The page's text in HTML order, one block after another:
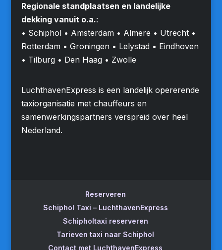
Regionale standplaatsen en landelijke
dekking vanuit o.a.:
• Schiphol • Amsterdam • Almere • Utrecht •
Rotterdam • Groningen • Lelystad • Eindhoven
• Tilburg • Den Haag • Zwolle
LuchthavenExpress is een landelijk opererende
taxiorganisatie met chauffeurs en
samenwerkingspartners verspreid over heel
Nederland.
Reserveren
Schiphol Taxi – LuchthavenExpress
Schipholtaxi reserveren
Tarieven taxi naar Schiphol
Contact met LuchthavenExpress